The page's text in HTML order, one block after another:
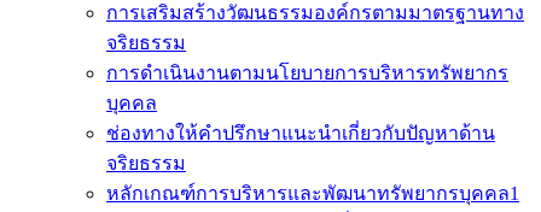
การเสริมสร้างวัฒนธรรมองค์กรตามมาตรฐานทาง
จริยธรรม
การดำเนินงานตามนโยบายการบริหารทรัพยากร
บุคคล
ช่องทางให้คำปรึกษาแนะนำเกี่ยวกับปัญหาด้าน
จริยธรรม
หลักเกณฑ์การบริหารและพัฒนาทรัพยากรบุคคล1